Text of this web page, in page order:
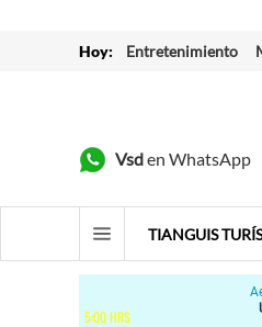
Hoy: Entretenimiento
Vsden WhatsApp
TIANGUIS
5:00HRS